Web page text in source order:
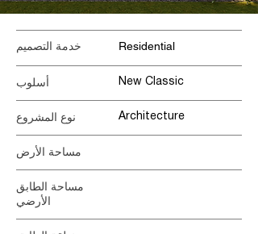
خدمة التصميم Residential
أسلوب New Classic
نوع المشروع Architecture
مساحة الأرض
مساحة الطابق
الأرضي